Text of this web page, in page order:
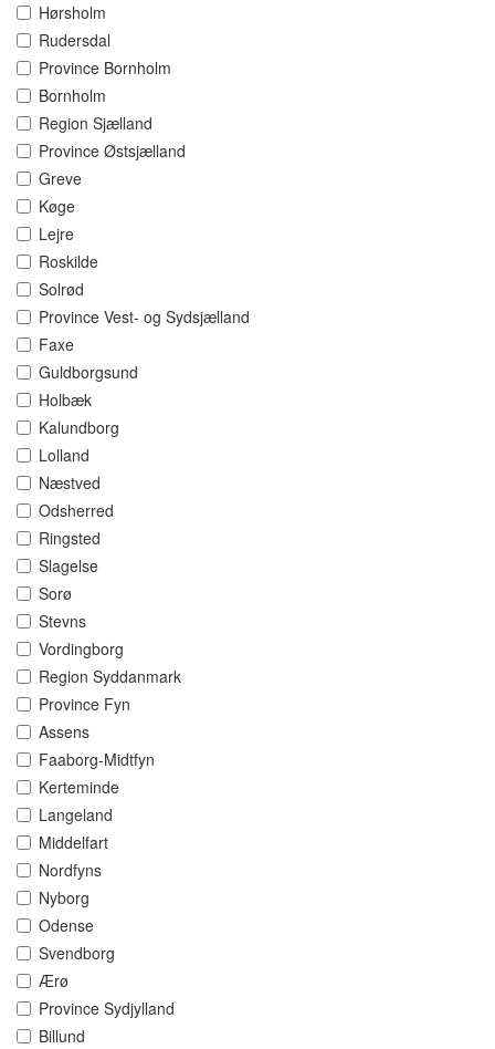
Hørsholm
Rudersdal
Province Bornholm
Bornholm
Region Sjælland
Province Østsjælland
Greve
Køge
Lejre
Roskilde
Solrød
Province Vest- og Sydsjælland
Faxe
Guldborgsund
Holbæk
Kalundborg
Lolland
Næstved
Odsherred
Ringsted
Slagelse
Sorø
Stevns
Vordingborg
Region Syddanmark
Province Fyn
Assens
Faaborg-Midtfyn
Kerteminde
Langeland
Middelfart
Nordfyns
Nyborg
Odense
Svendborg
Ærø
Province Sydjylland
Billund